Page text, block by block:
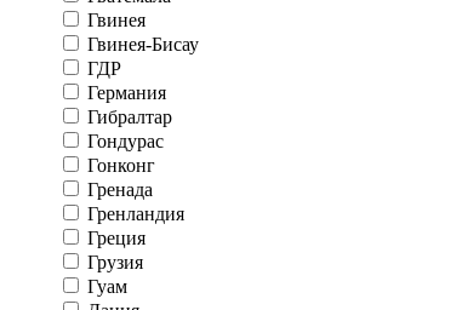
Гвинея
Гвинея-Бисау
ГДР
Германия
Гибралтар
Гондурас
Гонконг
Гренада
Гренландия
Греция
Грузия
Гуам